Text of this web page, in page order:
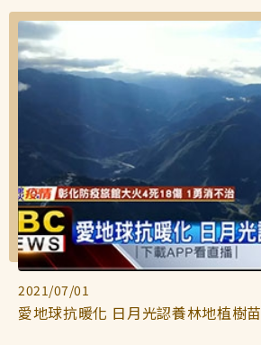
2021/07/01
愛地球抗暖化 日月光認養林地植樹苗